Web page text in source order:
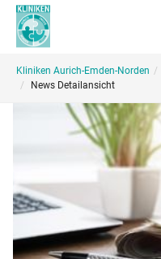
Skip
main
content
You
are
Kliniken Aurich-Emden-Norden
News Detailansicht